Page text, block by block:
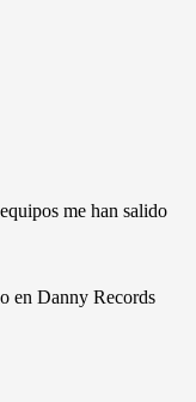
me han salido
en Danny Records